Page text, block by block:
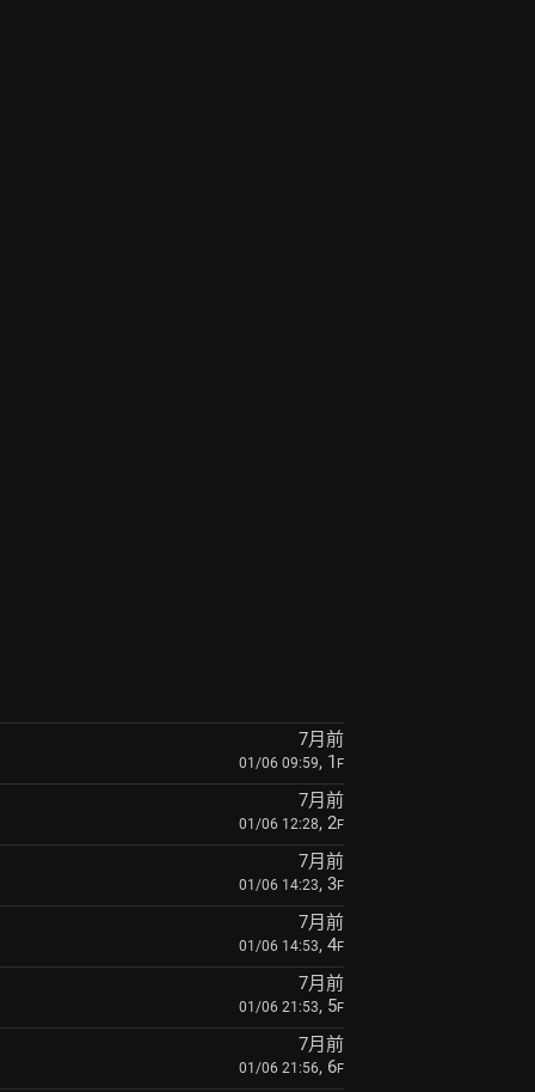
7月前
01/06 09:59, 1 F
7月前
01/06 12:28, 2F
7月前
01/06 14:23, 3F
7月前
01/06 14:53, 4F
7月前
01/06 21:53, 5F
7月前
01/06 21:56, 6F